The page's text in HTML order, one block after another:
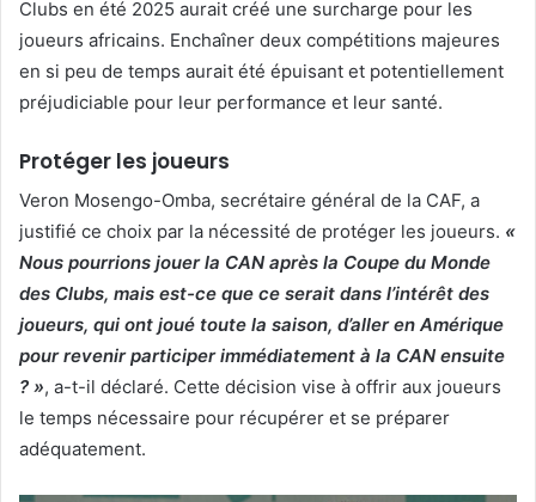
Clubs en été 2025 aurait créé une surcharge pour les
joueurs africains. Enchaîner deux compétitions majeures
en si peu de temps aurait été épuisant et potentiellement
préjudiciable pour leur performance et leur santé.
Protéger les joueurs
Veron Mosengo-Omba, secrétaire général de la CAF, a
justifié ce choix par la nécessité de protéger les joueurs. «
Nous pourrions jouer la CAN après la Coupe du Monde
des Clubs, mais est-ce que ce serait dans l’intérêt des
joueurs, qui ont joué toute la saison, d’aller en Amérique
pour revenir participer immédiatement à la CAN ensuite
? », a-t-il déclaré. Cette décision vise à offrir aux joueurs
le temps nécessaire pour récupérer et se préparer
adéquatement.